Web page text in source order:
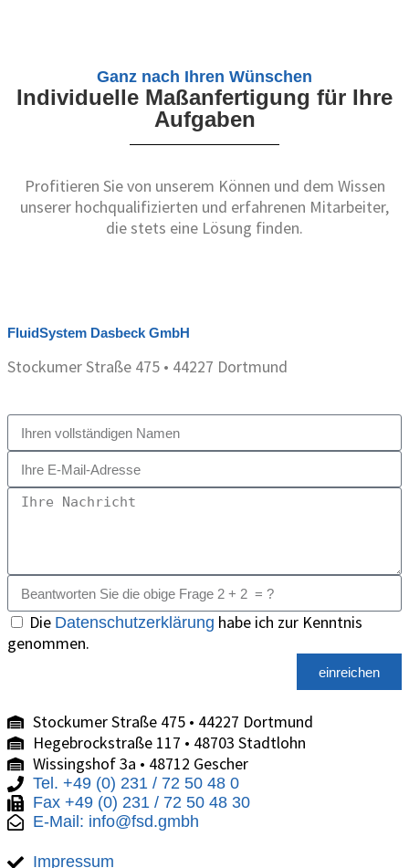
Ganz nach Ihren Wünschen
Individuelle Maßanfertigung für Ihre
Aufgaben
Profitieren Sie von unserem Können und dem Wissen
unserer hochqualifizierten und erfahrenen Mitarbeiter,
die stets eine Lösung finden.
FluidSystem Dasbeck GmbH
Stockumer Straße 475 • 44227 Dortmund
Die Datenschutzerklärung habe ich zur Kenntnis
genommen.
einreichen
Stockumer Straße 475 • 44227 Dortmund
Hegebrockstraße 117 • 48703 Stadtlohn
Wissingshof 3a • 48712 Gescher
Tel. +49 (0) 231 / 72 50 48 0
Fax +49 (0) 231 / 72 50 48 30
E-Mail: info@fsd.gmbh
Impressum